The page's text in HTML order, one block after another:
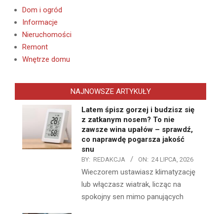
Dom i ogród
Informacje
Nieruchomości
Remont
Wnętrze domu
NAJNOWSZE ARTYKUŁY
Latem śpisz gorzej i budzisz się
z zatkanym nosem? To nie
zawsze wina upałów – sprawdź,
co naprawdę pogarsza jakość
snu
BY: REDAKCJA ON: 24 LIPCA, 2026
Wieczorem ustawiasz klimatyzację
lub włączasz wiatrak, licząc na
spokojny sen mimo panujących